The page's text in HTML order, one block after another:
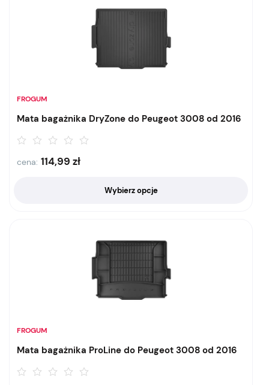
FROGUM
Mata bagażnika DryZone do Peugeot 3008 od 2016
cena: 114,99 zł
Wybierz opcje
FROGUM
Mata bagażnika ProLine do Peugeot 3008 od 2016